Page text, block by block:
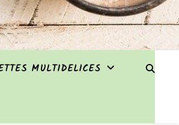
MULTIDELICES